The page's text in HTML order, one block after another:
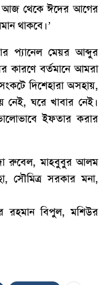
আজ থেকে ঈদের আগের
থাকবে।’
প্যানেল মেয়র আব্দুর
কারণে বর্তমানে আমরা
দিশেহারা অসহায়,
নেই, ঘরে খাবার নেই।
ইফতার করার
রুবেল, মাহবুবুর আলম
সরকার মনা,
রহমান বিপুল, মশিউর